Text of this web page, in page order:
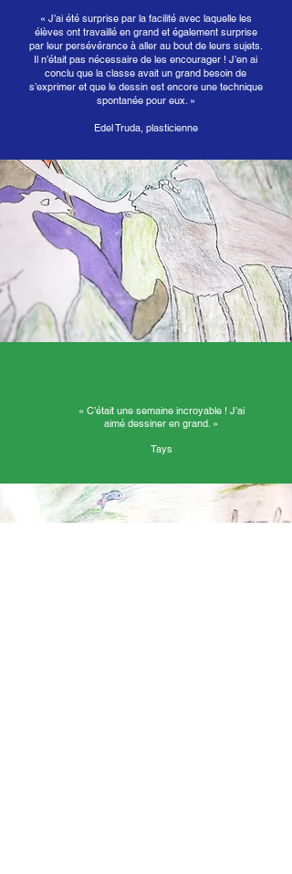
« J’ai été surprise par la facilité avec laquelle les
élèves ont travaillé en grand et également surprise
par leur persévérance à aller au bout de leurs sujets.
Il n’était pas nécessaire de les encourager ! J’en ai
conclu que la classe avait un grand besoin de
s’exprimer et que le dessin est encore une technique
spontanée pour eux. »
Edel Truda, plasticienne
« C’était une semaine incroyable ! J’ai
aimé dessiner en grand. »
Tays